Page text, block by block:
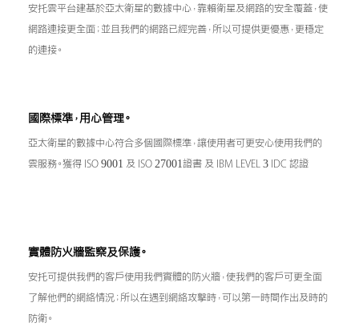
安托雲平台建基於亞太衛星的數據中心，靠賴衛星及網路的安全覆蓋，使
網路連接更全面；並且我們的網路已經完善，所以可提供更優惠，更穩定
的連接。
國際標準，用心管理。
亞太衛星的數據中心符合多個國際標準，讓使用者可更安心使用我們的
雲服務。獲得 ISO 9001 及 ISO 27001證書 及 IBM LEVEL 3 IDC 認證
實體防火牆監察及保護。
安托可提供我們的客戶使用我們實體的防火牆，使我們的客戶可更全面
了解他們的網絡情況；所以在遇到網絡攻擊時，可以第一時間作出及時的
防衛。